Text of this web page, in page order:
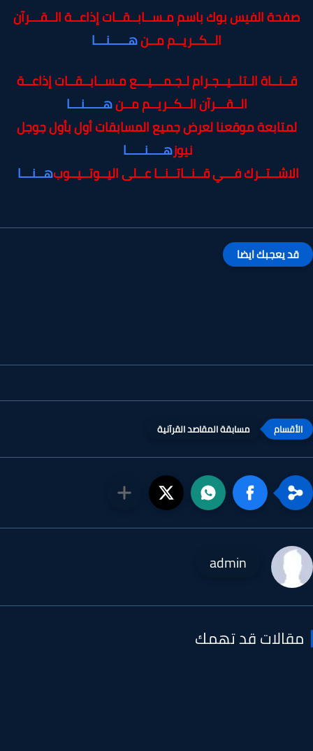
صفحة الفيس بوك باسم مـســابــقــات إذاعــة الــقـــرآن
الــكــريــم مــنهـــــنـــا
قــنــاة الـتلــيــجـرام لـجـمـــيـــع مـســابــقــات إذاعــة
الــقـــرآن الــكــريــم مــنهـــــنـــا
لمتابعة موقعنا لعرض جميع المسابقات أول بأول جوجل
نيوزهــــنـــــا
الاشــتــرك فـــي قــنــاتــنــا عــلى اليــوتــيــوبهــنـــا
قد يعجبك ايضا
مسابقة المقاصد القرآنية
admin
قد تهمك